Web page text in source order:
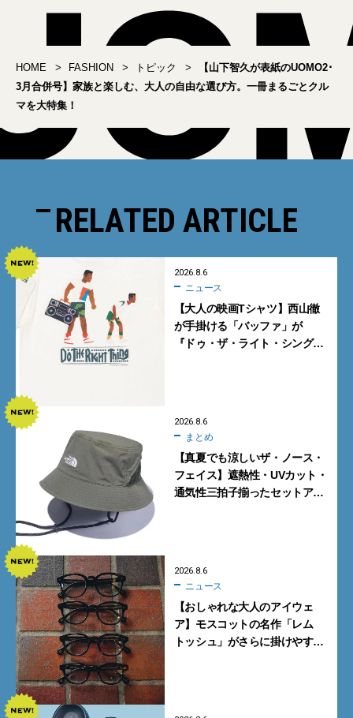
HOME FASHION トピック
【山下智久が表紙のUOMO2･
3月合併号】家族と楽しむ、大人の自由な選び方。一冊まるごとクル
マを大特集！
RELATED ARTICLE
2026.8.6
ニュース
【大人の映画Tシャツ】西山徹
が手掛ける「バッファ」が
『ドゥ・ザ・ライト・シング』
2026.8.6
まとめ
【真夏でも涼しいザ・ノース・
フェイス】遮熱性・UVカット・
通気性三拍子揃ったセットアッ
2026.8.6
ニュース
【おしゃれな大人のアイウェ
ア】モスコットの名作「レム
トッシュ」がさらに掛けやす